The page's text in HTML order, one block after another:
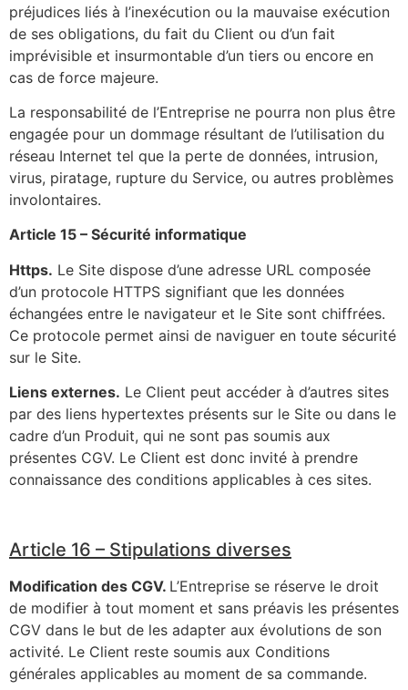
préjudices liés à l’inexécution ou la mauvaise exécution
de ses obligations, du fait du Client ou d’un fait
imprévisible et insurmontable d’un tiers ou encore en
cas de force majeure.
La responsabilité de l’Entreprise ne pourra non plus être
engagée pour un dommage résultant de l’utilisation du
réseau Internet tel que la perte de données, intrusion,
virus, piratage, rupture du Service, ou autres problèmes
involontaires.
Article 15 – Sécurité informatique
Https. Le Site dispose d’une adresse URL composée
d’un protocole HTTPS signifiant que les données
échangées entre le navigateur et le Site sont chiffrées.
Ce protocole permet ainsi de naviguer en toute sécurité
sur le Site.
Liens externes. Le Client peut accéder à d’autres sites
par des liens hypertextes présents sur le Site ou dans le
cadre d’un Produit, qui ne sont pas soumis aux
présentes CGV. Le Client est donc invité à prendre
connaissance des conditions applicables à ces sites.
Article 16 – Stipulations diverses
Modification des CGV. L’Entreprise se réserve le droit
de modifier à tout moment et sans préavis les présentes
CGV dans le but de les adapter aux évolutions de son
activité. Le Client reste soumis aux Conditions
générales applicables au moment de sa commande.